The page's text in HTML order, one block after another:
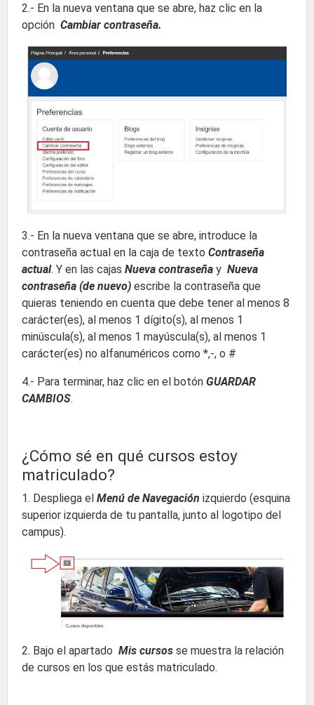
2.- En la nueva ventana que se abre, haz clic en la
opción Cambiar contraseña.
3.- En la nueva ventana que se abre, introduce la
contraseña actual en la caja de texto Contraseña
actual. Y en las cajas Nueva contraseña y Nueva
contraseña (de nuevo) escribe la contraseña que
quieras teniendo en cuenta que debe tener al menos 8
carácter(es), al menos 1 dígito(s), al menos 1
minúscula(s), al menos 1 mayúscula(s), al menos 1
carácter(es) no alfanuméricos como *,-, o #
4.- Para terminar, haz clic en el botón GUARDAR
CAMBIOS.
¿Cómo sé en qué cursos estoy
matriculado?
1. Despliega el Menú de Navegación izquierdo (esquina
superior izquierda de tu pantalla, junto al logotipo del
campus).
2. Bajo el apartado Mis cursos se muestra la relación
de cursos en los que estás matriculado.